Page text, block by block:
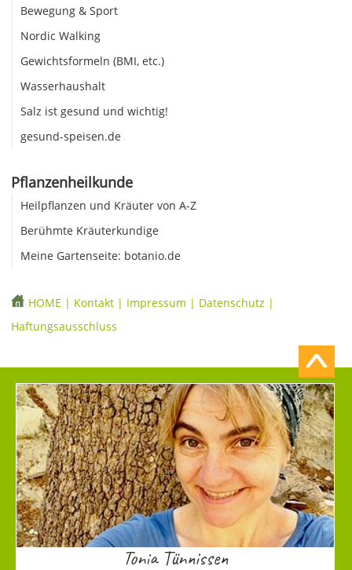
Bewegung & Sport
Nordic Walking
Gewichtsformeln (BMI, etc.)
Wasserhaushalt
Salz ist gesund und wichtig!
gesund-speisen.de
Pflanzenheilkunde
Heilpflanzen und Kräuter von A-Z
Berühmte Kräuterkundige
Meine Gartenseite: botanio.de
HOME | Kontakt | Impressum | Datenschutz |
Haftungsausschluss
Tonia Tünnissen